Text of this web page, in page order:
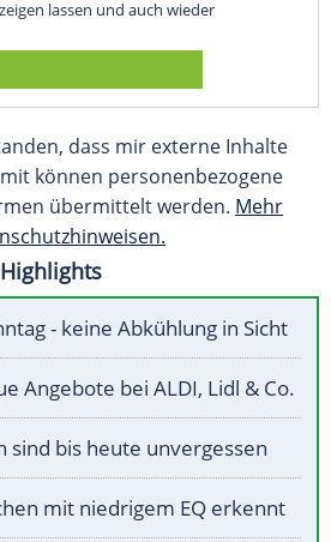
lassen und auch wieder
dass mir externe Inhalte
können personenbezogene
übermittelt werden. Mehr
- keine Abkühlung in Sicht
Angebote bei ALDI, Lidl & Co.
sind bis heute unvergessen
mit niedrigem EQ erkennt